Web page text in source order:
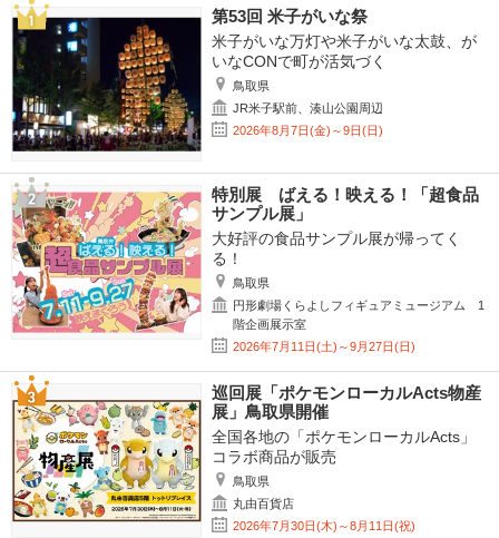
第53回 米子がいな祭
米子がいな万灯や米子がいな太鼓、が
いなCONで町が活気づく
鳥取県
JR米子駅前、湊山公園周辺
2026年8月7日(金)～9日(日)
特別展 ばえる！映える！「超食品
サンプル展」
大好評の食品サンプル展が帰ってく
る！
鳥取県
円形劇場くらよしフィギュアミュージアム 1
階企画展示室
2026年7月11日(土)～9月27日(日)
巡回展「ポケモンローカルActs物産
展」鳥取県開催
全国各地の「ポケモンローカルActs」
コラボ商品が販売
鳥取県
丸由百貨店
2026年7月30日(木)～8月11日(祝)